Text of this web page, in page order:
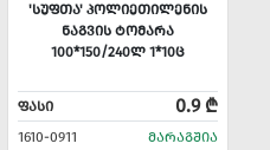
'ᲡᲣᲤᲗᲐ' ᲞᲝᲚᲘᲔᲗᲘᲚᲔᲜᲘᲡ
ᲜᲐᲒᲕᲘᲡ ᲢᲝᲛᲐᲠᲐ
100*150/240Ლ 1*10Ც
ᲤᲐᲡᲘ 0.9 ₾
1610-0911 ᲛᲐᲠᲐᲒᲨᲘᲐ